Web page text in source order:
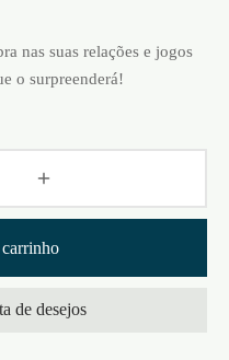
nas suas relações e jogos
o surpreenderá!
de desejos